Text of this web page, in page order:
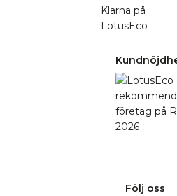
Följ oss